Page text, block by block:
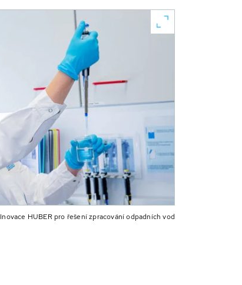
Inovace HUBER pro řešení zpracování odpadních vod